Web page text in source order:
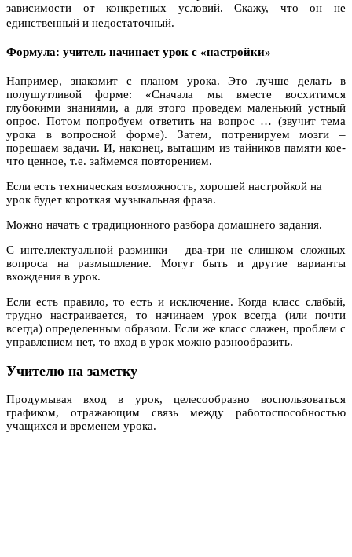
зависимости от конкретных условий. Скажу, что он не
единственный и недостаточный.
Формула: учитель начинает урок с «настройки»
Например, знакомит с планом урока. Это лучше делать в
полушутливой форме: «Сначала мы вместе восхитимся
глубокими знаниями, а для этого проведем маленький устный
опрос. Потом попробуем ответить на вопрос … (звучит тема
урока в вопросной форме). Затем, потренируем мозги –
порешаем задачи. И, наконец, вытащим из тайников памяти кое-
что ценное, т.е. займемся повторением.
Если есть техническая возможность, хорошей настройкой на
урок будет короткая музыкальная фраза.
Можно начать с традиционного разбора домашнего задания.
С интеллектуальной разминки – два-три не слишком сложных
вопроса на размышление. Могут быть и другие варианты
вхождения в урок.
Если есть правило, то есть и исключение. Когда класс слабый,
трудно настраивается, то начинаем урок всегда (или почти
всегда) определенным образом. Если же класс слажен, проблем с
управлением нет, то вход в урок можно разнообразить.
Учителю на заметку
Продумывая вход в урок, целесообразно воспользоваться
графиком, отражающим связь между работоспособностью
учащихся и временем урока.